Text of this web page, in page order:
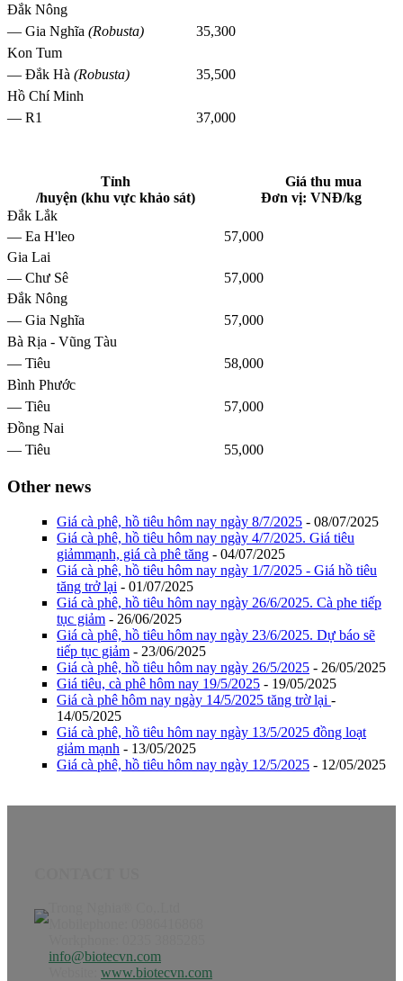
Đắk Nông
— Gia Nghĩa (Robusta)
35,300
Kon Tum
— Đắk Hà (Robusta)
35,500
Hồ Chí Minh
— R1
37,000
Tỉnh
/huyện (khu vực khảo sát)
Giá thu mua
Đơn vị: VNĐ/kg
Đắk Lắk
— Ea H'leo
57,000
Gia Lai
— Chư Sê
57,000
Đắk Nông
— Gia Nghĩa
57,000
Bà Rịa - Vũng Tàu
— Tiêu
58,000
Bình Phước
— Tiêu
57,000
Đồng Nai
— Tiêu
55,000
Other news
Giá cà phê, hồ tiêu hôm nay ngày 8/7/2025 - 08/07/2025
Giá cà phê, hồ tiêu hôm nay ngày 4/7/2025. Giá tiêu
giảmmạnh, giá cà phê tăng - 04/07/2025
Giá cà phê, hồ tiêu hôm nay ngày 1/7/2025 - Giá hồ tiêu
tăng trở lại - 01/07/2025
Giá cà phê, hồ tiêu hôm nay ngày 26/6/2025. Cà phe tiếp
tục giảm - 26/06/2025
Giá cà phê, hồ tiêu hôm nay ngày 23/6/2025. Dự báo sẽ
tiếp tục giảm - 23/06/2025
Giá cà phê, hồ tiêu hôm nay ngày 26/5/2025 - 26/05/2025
Giá tiêu, cà phê hôm nay 19/5/2025 - 19/05/2025
Giá cà phê hôm nay ngày 14/5/2025 tăng trờ lại -
14/05/2025
Giá cà phê, hồ tiêu hôm nay ngày 13/5/2025 đồng loạt
giảm mạnh - 13/05/2025
Giá cà phê, hồ tiêu hôm nay ngày 12/5/2025 - 12/05/2025
info@biotecvn.com
www.biotecvn.com